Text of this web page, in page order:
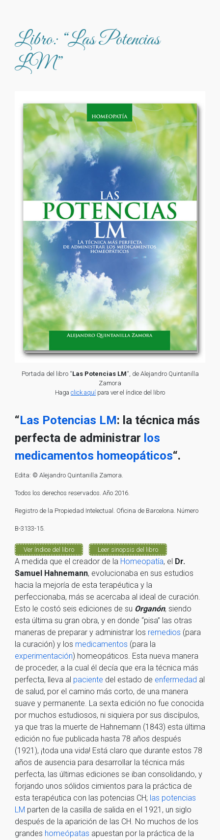
Libro: “Las Potencias
LM”
Portada del libro “Las Potencias LM“, de Alejandro Quintanilla
Zamora
Haga click aquí para ver el índice del libro
“Las Potencias LM: la técnica más
perfecta de administrar los
medicamentos homeopáticos“.
Edita: © Alejandro Quintanilla Zamora.
Todos los derechos reservados. Año 2016.
Registro de la Propiedad Intelectual. Oficina de Barcelona. Número
B-3133-15.
Ver índice del libro Leer sinopsis del libro
A medida que el creador de la Homeopatía, el Dr.
Samuel Hahnemann, evolucionaba en sus estudios
hacia la mejoría de esta terapéutica y la
perfeccionaba, más se acercaba al ideal de curación.
Esto le costó seis ediciones de su Organón, siendo
esta última su gran obra, y en donde “pisa” las otras
maneras de preparar y administrar los remedios (para
la curación) y los medicamentos (para la
experimentación) homeopáticos. Esta nueva manera
de proceder, a la cual él decía que era la técnica más
perfecta, lleva al paciente del estado de enfermedad al
de salud, por el camino más corto, de una manera
suave y permanente. La sexta edición no fue conocida
por muchos estudiosos, ni siquiera por sus discípulos,
ya que tras la muerte de Hahnemann (1843) esta última
edición no fue publicada hasta 78 años después
(1921), ¡toda una vida! Está claro que durante estos 78
años de ausencia para desarrollar la técnica más
perfecta, las últimas ediciones se iban consolidando, y
forjando unos sólidos cimientos para la práctica de
esta terapéutica con las potencias CH; las potencias
LM parten de la casilla de salida en el 1921, un siglo
después de la aparición de las CH. No muchos de los
grandes homeópatas apuestan por la práctica de la